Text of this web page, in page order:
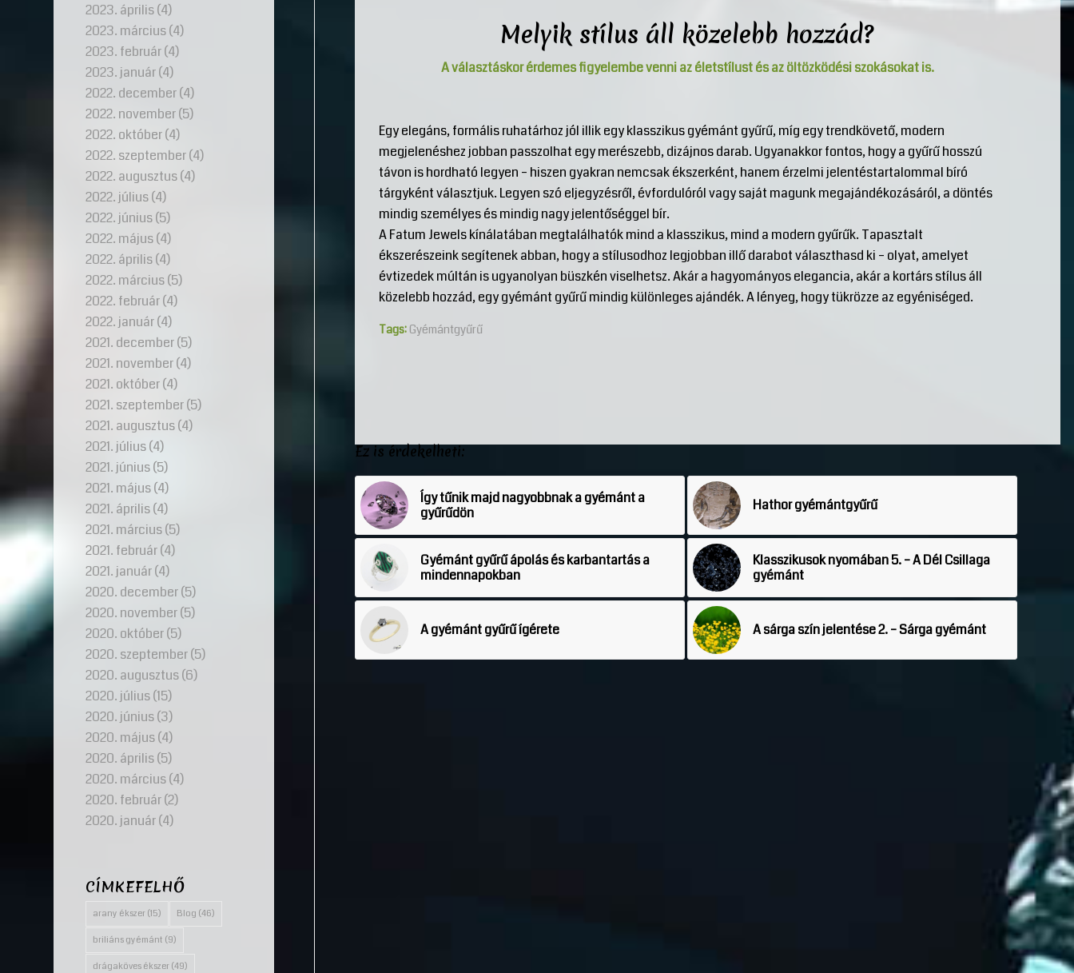
Melyik stílus áll közelebb hozzád?
A választáskor érdemes figyelembe venni az életstílust és az öltözködési szokásokat is.
Egy elegáns, formális ruhatárhoz jól illik egy klasszikus gyémánt gyűrű, míg egy trendkövető, modern
megjelenéshez jobban passzolhat egy merészebb, dizájnos darab. Ugyanakkor fontos, hogy a gyűrű hosszú
távon is hordható legyen – hiszen gyakran nemcsak ékszerként, hanem érzelmi jelentéstartalommal bíró
tárgyként választjuk. Legyen szó eljegyzésről, évfordulóról vagy saját magunk megajándékozásáról, a döntés
mindig személyes és mindig nagy jelentőséggel bír.
A Fatum Jewels kínálatában megtalálhatók mind a klasszikus, mind a modern gyűrűk. Tapasztalt
ékszerészeink segítenek abban, hogy a stílusodhoz legjobban illő darabot választhasd ki – olyat, amelyet
évtizedek múltán is ugyanolyan büszkén viselhetsz. Akár a hagyományos elegancia, akár a kortárs stílus áll
közelebb hozzád, egy gyémánt gyűrű mindig különleges ajándék. A lényeg, hogy tükrözze az egyéniséged.
Tags: Gyémántgyűrű
Ez is érdekelheti:
Így tűnik majd nagyobbnak a gyémánt a
gyűrűdön
Hathor gyémántgyűrű
Gyémánt gyűrű ápolás és karbantartás a
mindennapokban
Klasszikusok nyomában 5. – A Dél Csillaga
gyémánt
A gyémánt gyűrű ígérete A sárga szín jelentése 2. – Sárga gyémánt
2023. április(4)
2023. március(4)
2023. február(4)
2023. január(4)
2022. december(4)
2022. november(5)
2022. október(4)
2022. szeptember(4)
2022. augusztus(4)
2022. július(4)
2022. június(5)
2022. május(4)
2022. április(4)
2022. március(5)
2022. február(4)
2022. január(4)
2021. december(5)
2021. november(4)
2021. október(4)
2021. szeptember(5)
2021. augusztus(4)
2021. július(4)
2021. június(5)
2021. május(4)
2021. április(4)
2021. március(5)
2021. február(4)
2021. január(4)
2020. december(5)
2020. november(5)
2020. október(5)
2020. szeptember(5)
2020. augusztus(6)
2020. július(15)
2020. június(3)
2020. május(4)
2020. április(5)
2020. március(4)
2020. február(2)
2020. január(4)
CÍMKEFELHŐ
arany ékszer (15) Blog (46)
briliáns gyémánt (9)
drágaköves ékszer (49)